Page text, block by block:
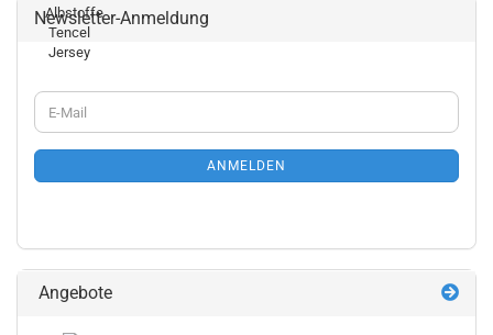
Newsletter-Anmeldung
WEITER
ZUR
ANMELDUNG
E-
Mail
ANMELDEN
Angebote